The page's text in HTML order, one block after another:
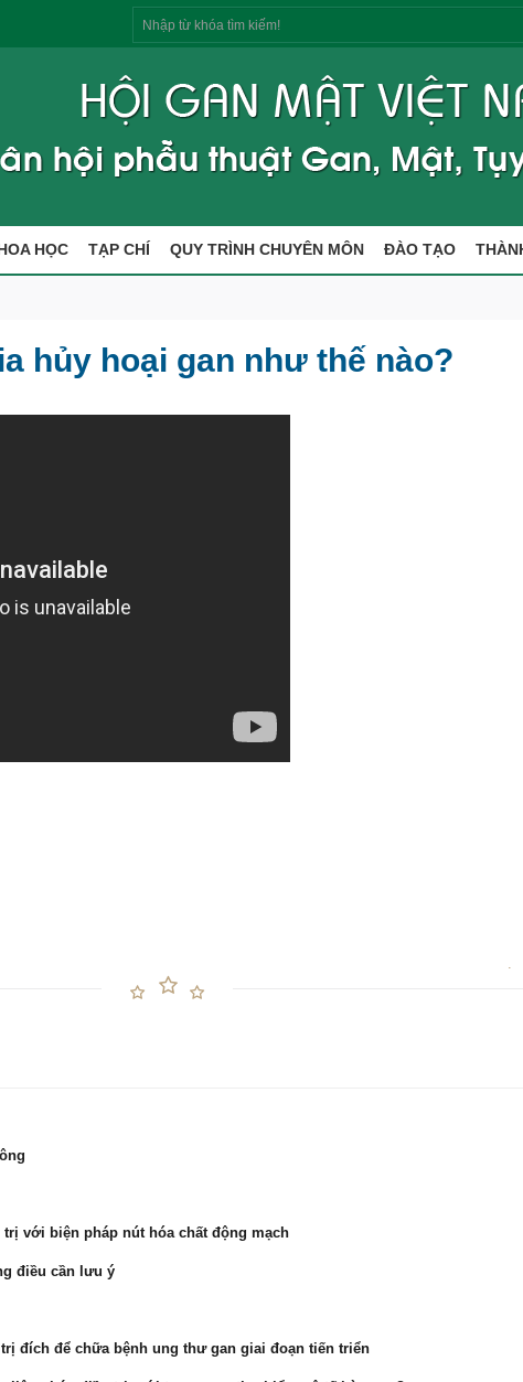
Tìm
kiếm
HỌC TẠP CHÍ QUY TRÌNH CHUYÊN MÔN ĐÀO TẠO
hủy hoại gan như thế nào?
với biện pháp nút hóa chất động mạch
điều cần lưu ý
đích để chữa bệnh ung thư gan giai đoạn tiến triển